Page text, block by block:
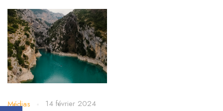
Médias 14 février 2024